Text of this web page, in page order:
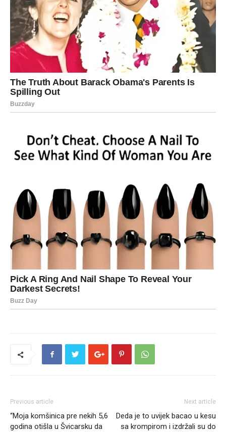
Previous article
“Moja komšinica pre nekih 5,6
godina otišla u Švicarsku da
Next article
Deda je to uvijek bacao u kesu
sa krompirom i izdržali su do